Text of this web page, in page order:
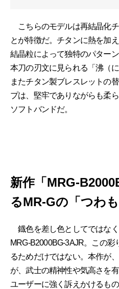
こちらのモデルは再結晶化
とが特徴だ。チタンに熱を加
結晶粒によって独特のパター
本刀の刃文に見られる「沸（
またチタン製ブレスレットの
プは、堅牢でありながらも柔
ソフトバンドだ。
新作「MRG-
るMR-Gの「つわ
鐡色を差し色としてではな
MRG-B2000BG-3AJR。この
るためだけではない。本作が
が、武士の精神性や気高さを
ユーザーに強く訴えかけるもの